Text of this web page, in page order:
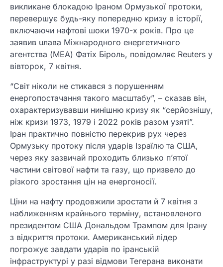
викликане блокадою Іраном Ормузької протоки,
перевершує будь-яку попередню кризу в історії,
включаючи нафтові шоки 1970-х років. Про це
заявив uлава Міжнародного енергетичного
агентства (МЕА) Фатіх Біроль, повідомляє Reuters у
вівторок, 7 квітня.
“Світ ніколи не стикався з порушенням
енергопостачання такого масштабу”, – сказав він,
охарактеризувавши нинішню кризу як “серйознішу,
ніж кризи 1973, 1979 і 2022 років разом узяті”.
Іран практично повністю перекрив рух через
Ормузьку протоку після ударів Ізраїлю та США,
через яку зазвичай проходить близько п’ятої
частини світової нафти та газу, що призвело до
різкого зростання цін на енергоносії.
Ціни на нафту продовжили зростати й 7 квітня з
наближенням крайнього терміну, встановленого
президентом США Дональдом Трампом для Ірану
з відкриття протоки. Американський лідер
погрожує завдати ударів по іранській
інфраструктурі у разі відмови Тегерана виконати